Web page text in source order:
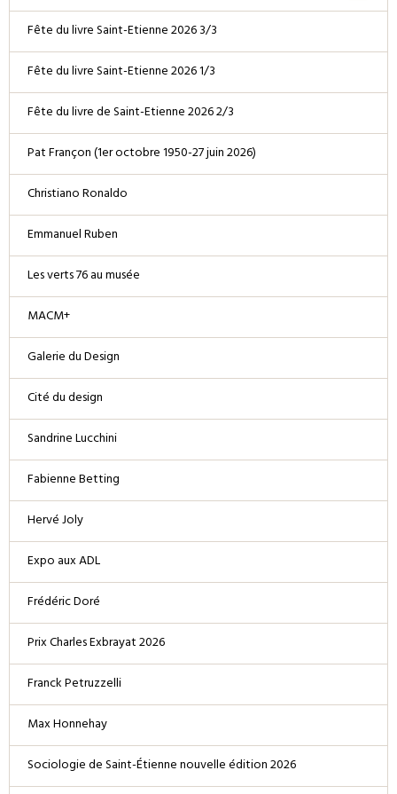
Fête du livre Saint-Etienne 2026 3/3
Fête du livre Saint-Etienne 2026 1/3
Fête du livre de Saint-Etienne 2026 2/3
Pat Françon (1er octobre 1950-27 juin 2026)
Christiano Ronaldo
Emmanuel Ruben
Les verts 76 au musée
MACM+
Galerie du Design
Cité du design
Sandrine Lucchini
Fabienne Betting
Hervé Joly
Expo aux ADL
Frédéric Doré
Prix Charles Exbrayat 2026
Franck Petruzzelli
Max Honnehay
Sociologie de Saint-Étienne nouvelle édition 2026